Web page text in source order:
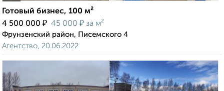
Готовый бизнес, 100 м²
4 500 000 ₽ 45 000 ₽ за м²
Фрунзенский район, Писемского 4
Агентство, 20.06.2022